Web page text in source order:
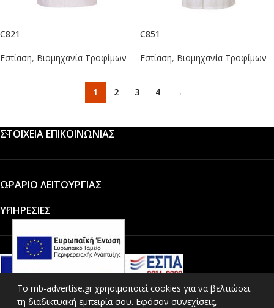
C821
Εστίαση, Βιομηχανία Τροφίμων
C851
Εστίαση, Βιομηχανία Τροφίμων
1 2 3 4 →
ΣΤΟΙΧΕΙΑ ΕΠΙΚΟΙΝΩΝΙΑΣ
ΩΡΑΡΙΟ ΛΕΙΤΟΥΡΓΙΑΣ
ΥΠΗΡΕΣΙΕΣ
To mb-advertise.gr χρησιμοποιεί cookies για να βελτιώσει
τη διαδικτυακή εμπειρία σου. Εφόσον συνεχίσεις,